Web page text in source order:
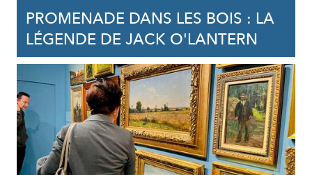
PROMENADE DANS LES BOIS : LA
LÉGENDE DE JACK O'LANTERN